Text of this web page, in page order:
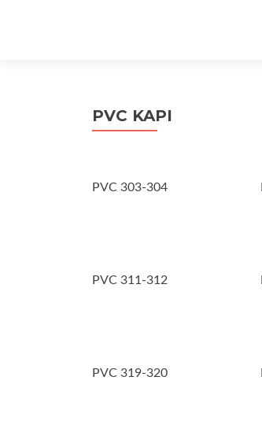
PVC KAPI
PVC 303-304
PVC 311-312
PVC 319-320